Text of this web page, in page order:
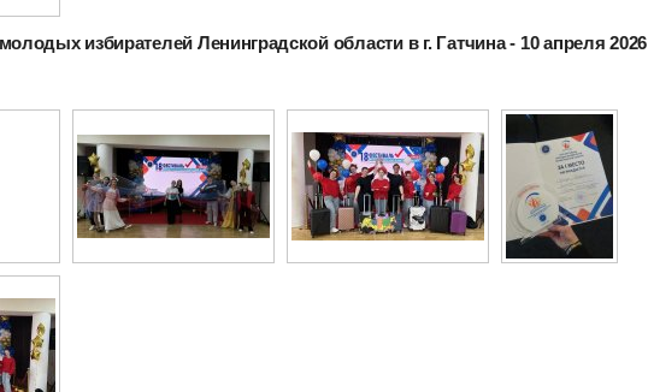
избирателей Ленинградской области в г. Гатчина - 10 апреля 2026